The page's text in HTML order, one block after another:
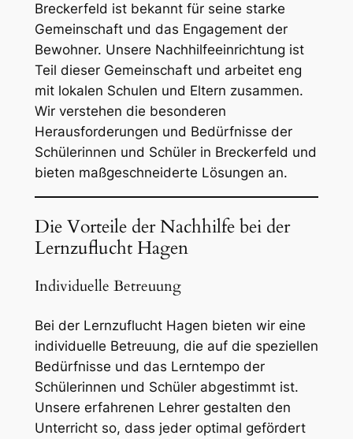
Breckerfeld ist bekannt für seine starke
Gemeinschaft und das Engagement der
Bewohner. Unsere Nachhilfeeinrichtung ist
Teil dieser Gemeinschaft und arbeitet eng
mit lokalen Schulen und Eltern zusammen.
Wir verstehen die besonderen
Herausforderungen und Bedürfnisse der
Schülerinnen und Schüler in Breckerfeld und
bieten maßgeschneiderte Lösungen an.
Die Vorteile der Nachhilfe bei der
Lernzuflucht Hagen
Individuelle Betreuung
Bei der Lernzuflucht Hagen bieten wir eine
individuelle Betreuung, die auf die speziellen
Bedürfnisse und das Lerntempo der
Schülerinnen und Schüler abgestimmt ist.
Unsere erfahrenen Lehrer gestalten den
Unterricht so, dass jeder optimal gefördert